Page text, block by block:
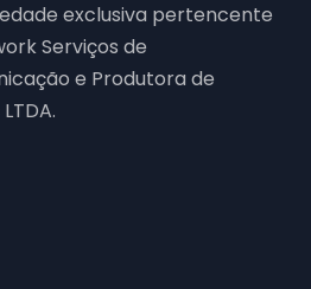
exclusiva pertencente
Serviços de
e Produtora de